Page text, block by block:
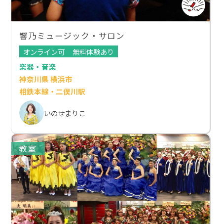
響乃ミュージック・サロン
オンライン可
無料体験あり
楽器・音楽
神奈川県 横浜市
相鉄本線・二俣川駅
いのせまりこ
教室